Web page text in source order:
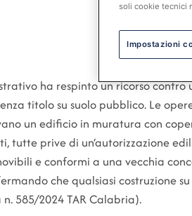
ha respinto un ricorso contro
titolo su suolo pubblico. Le
un edificio in muratura con
tutte prive di un’autorizzazione
e conformi a una vecchia
che qualsiasi costruzione
585/2024 TAR Calabria).
soli cookie tecnici
Impostazioni